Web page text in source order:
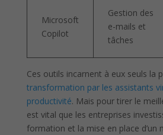
Microsoft
Copilot
Gestion des
e-mails et
tâches
Ces outils incarnent à eux seuls la
transformation par les assistants
productivité. Mais pour tirer le
est vital que les entreprises
formation et la mise en place d’un